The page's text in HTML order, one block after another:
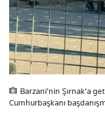
Barzani'nin Şırnak'a
Cumhurbaşkanı